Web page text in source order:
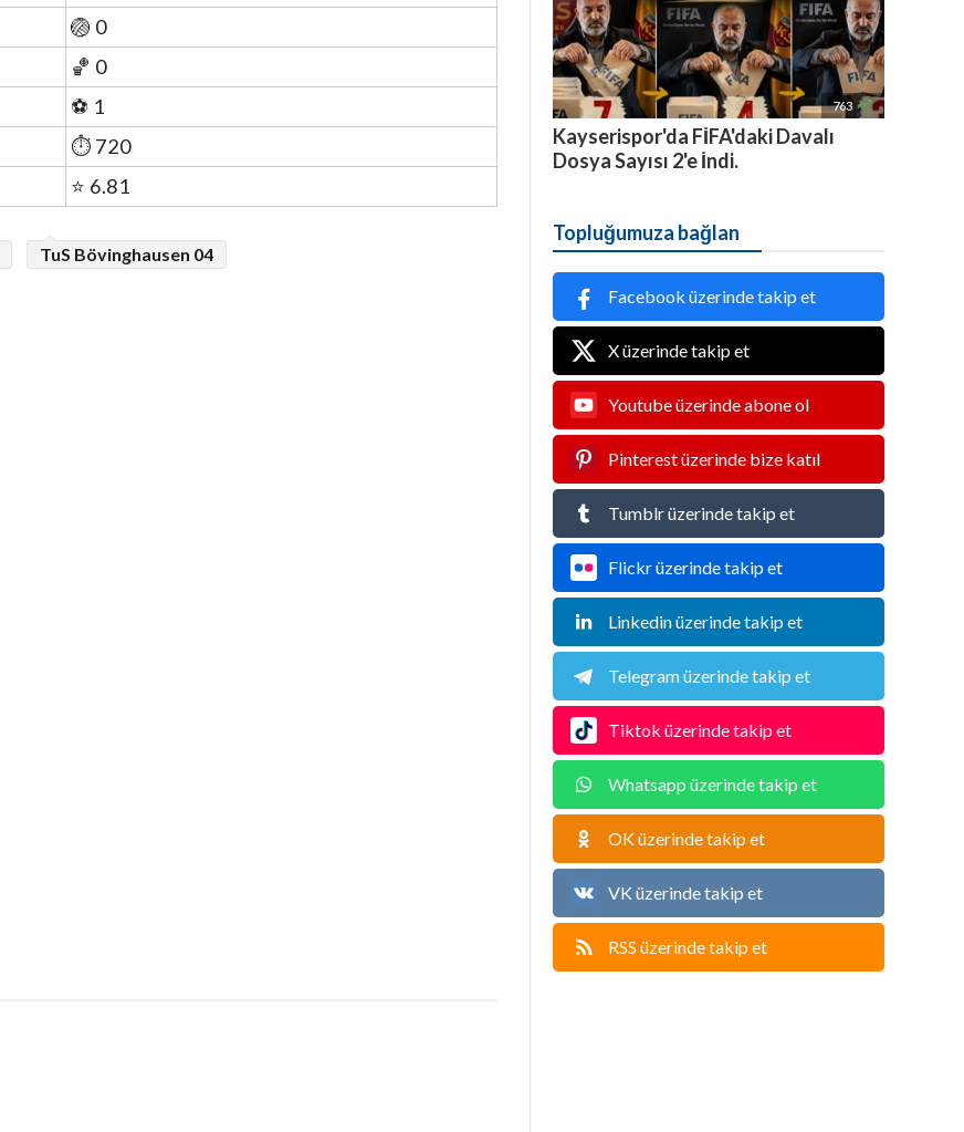
🏐 0
🏀 0
⚽ 1
⏱️ 720
⭐ 6.81
TuS Bövinghausen 04
763 
Kayserispor'da FİFA'daki Davalı
Dosya Sayısı 2'e İndi.
Topluğumuza bağlan
Facebook üzerinde takip et
X üzerinde takip et
Youtube üzerinde abone ol
Pinterest üzerinde bize katıl
Tumblr üzerinde takip et
Flickr üzerinde takip et
Linkedin üzerinde takip et
Telegram üzerinde takip et
Tiktok üzerinde takip et
Whatsapp üzerinde takip et
OK üzerinde takip et
VK üzerinde takip et
RSS üzerinde takip et